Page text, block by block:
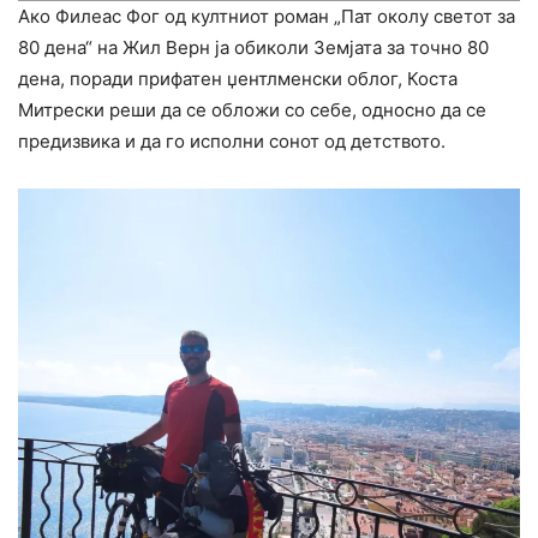
Ако Филеас Фог од култниот роман „Пат околу светот за
80 дена“ на Жил Верн ја обиколи Земјата за точно 80
дена, поради прифатен џентлменски облог, Коста
Митрески реши да се обложи со себе, односно да се
предизвика и да го исполни сонот од детството.